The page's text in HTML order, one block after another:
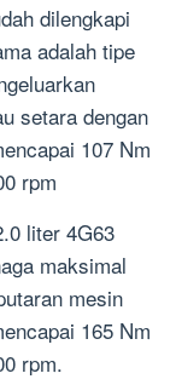
dilengkapi
adalah tipe
setara dengan
107 Nm
rpm
liter 4G63
maksimal
mesin
165 Nm
rpm.